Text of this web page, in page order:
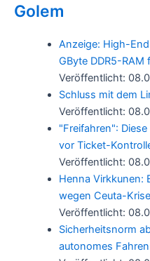
Golem
Anzeige: High-
GByte DDR5-RAM
Veröffentlicht:
Schluss mit dem
Veröffentlicht:
"Freifahren":
vor Ticket-
Veröffentlicht:
Henna Virkkunen:
wegen Ceuta-
Veröffentlicht:
Sicherheitsnorm
autonomes